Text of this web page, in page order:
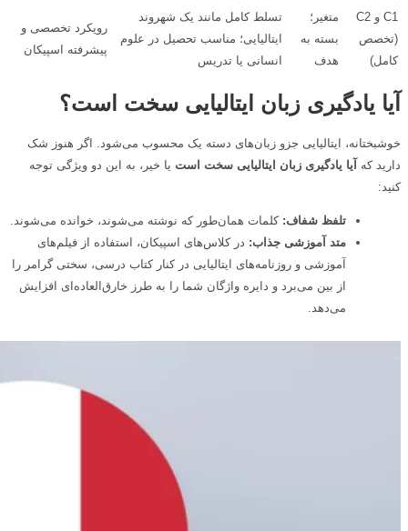
C1 و C2
(تخصص
کامل)
متغیر؛
بسته به
هدف
تسلط کامل مانند یک شهروند
ایتالیایی؛ مناسب تحصیل در علوم
انسانی یا تدریس
رویکرد تخصصی و
پیشرفته اسپیکان
آیا یادگیری زبان ایتالیایی سخت است؟
خوشبختانه، ایتالیایی جزو زبان‌های دسته یک محسوب می‌شود. اگر هنوز شک
دارید که
آیا یادگیری زبان ایتالیایی سخت است یا خیر، به این دو ویژگی توجه
کنید:
تلفظ شفاف: کلمات همان‌طور که نوشته می‌شوند، خوانده می‌شوند.
متد آموزشی جذاب: در کلاس‌های اسپیکان، استفاده از فیلم‌های
آموزشی و روزنامه‌های ایتالیایی در کنار کتاب درسی، سختی گرامر را
از بین می‌برد و دایره واژگان شما را به طرز خارق‌العاده‌ای افزایش
می‌دهد.